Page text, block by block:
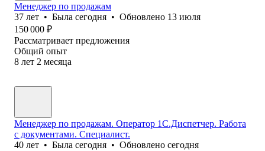
Менеджер по продажам
37 лет • Была сегодня • Обновлено 13 июля
150 000 ₽
Рассматривает предложения
Общий опыт
8 лет 2 месяца
Менеджер по продажам. Оператор 1С.Диспетчер. Работа
с документами. Специалист.
40 лет • Была сегодня • Обновлено сегодня